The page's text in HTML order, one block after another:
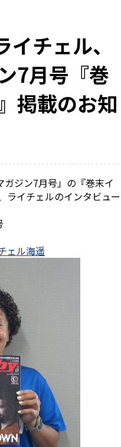
チェル、
7月号『巻
掲載のお知
ジン7月号」の『巻末イ
ライチェルのインタビュー
ェル海遥